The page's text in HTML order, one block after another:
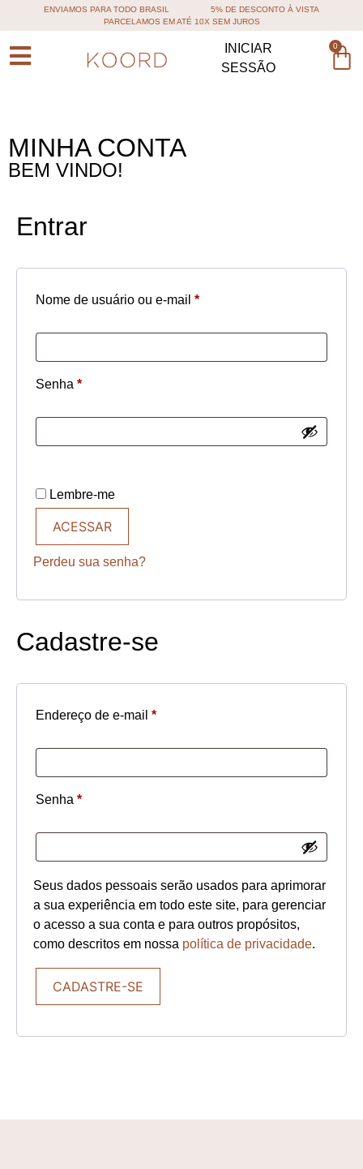
ENVIAMOS PARA TODO BRASIL
5% DE DESCONTO À VISTA
PARCELAMOS EM ATÉ 10X SEM JUROS
INICIAR
SESSÃO
0
MINHA CONTA
BEM VINDO!
Entrar
Nome de usuário ou e-mail *
Senha *
Lembre-me
ACESSAR
Perdeu sua senha?
Cadastre-se
Endereço de e-mail *
Senha *
Seus dados pessoais serão usados para aprimorar
a sua experiência em todo este site, para gerenciar
o acesso a sua conta e para outros propósitos,
como descritos em nossa política de privacidade.
CADASTRE-SE